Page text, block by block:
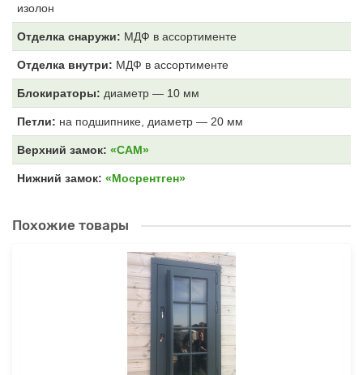
изолон
Отделка снаружи: МДФ в ассортименте
Отделка внутри: МДФ в ассортименте
Блокираторы: диаметр — 10 мм
Петли: на подшипнике, диаметр — 20 мм
Верхний замок: «САМ»
Нижний замок: «Мосрентген»
Похожие товары